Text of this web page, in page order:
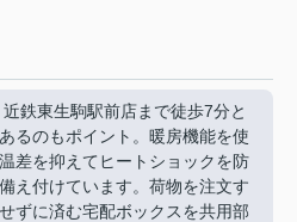
鉄東生駒駅前店まで徒歩7分と
るのもポイント。暖房機能を使
差を抑えてヒートショックを防
え付けています。荷物を注文す
ずに済む宅配ボックスを共用部